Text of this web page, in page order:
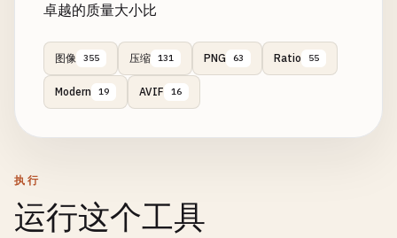
卓越的质量大小比
图像 355 压缩 131 PNG 63 Ratio 55
Modern 19 AVIF 16
执行
运行这个工具